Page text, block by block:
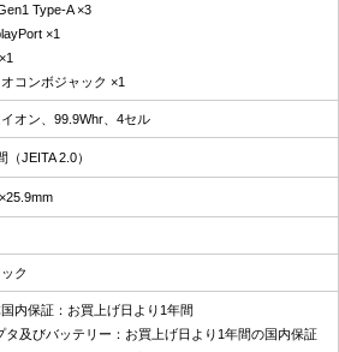
Type-A ×3
×1
コンボジャック ×1
オン、99.9Whr、4セル
（JEITA 2.0）
ク
内保証：お買上げ日より1年間
タ及びバッテリー：お買上げ日より1年間の国内保証